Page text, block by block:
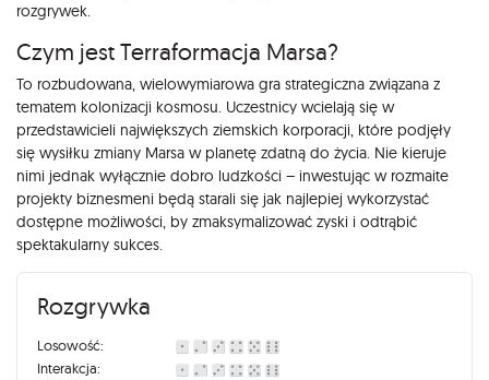
rozgrywek.
Czym jest Terraformacja Marsa?
To rozbudowana, wielowymiarowa gra strategiczna związana z
tematem kolonizacji kosmosu. Uczestnicy wcielają się w
przedstawicieli największych ziemskich korporacji, które podjęły
się wysiłku zmiany Marsa w planetę zdatną do życia. Nie kieruje
nimi jednak wyłącznie dobro ludzkości – inwestując w rozmaite
projekty biznesmeni będą starali się jak najlepiej wykorzystać
dostępne możliwości, by zmaksymalizować zyski i odtrąbić
spektakularny sukces.
Rozgrywka
Losowość:
Interakcja: